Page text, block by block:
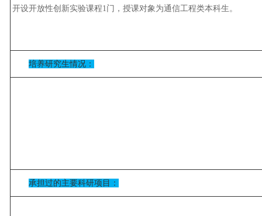
开设开放性创新实验课程1门，授课对象为通信工程类本科生。
培养研究生情况：
承担过的主要科研项目：